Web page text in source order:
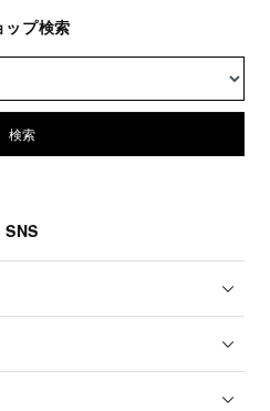
ップ検索
検索
SNS